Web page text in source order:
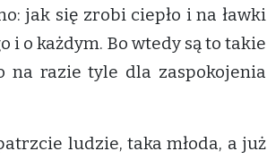
jak się zrobi ciepło i na ławki
i o każdym. Bo wtedy są to takie
na razie tyle dla zaspokojenia
ludzie, taka młoda, a już